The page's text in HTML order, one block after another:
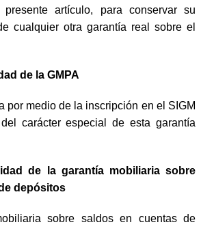
artículo, para conservar su
cualquier otra garantía real sobre el
de la GMPA
por medio de la inscripción en el SIGM
carácter especial de esta garantía
de la garantía mobiliaria sobre
depósitos
sobre saldos en cuentas de